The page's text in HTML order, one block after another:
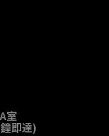
室
即達)